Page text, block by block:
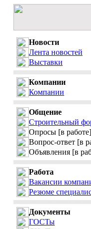
Новости
Лента новостей
Выставки
Компании
Компании
Общение
Строительный
Опросы [в работе]
Вопрос-ответ [в
Объявления [в
Работа
Вакансии
Резюме
Документы
ГОСТы